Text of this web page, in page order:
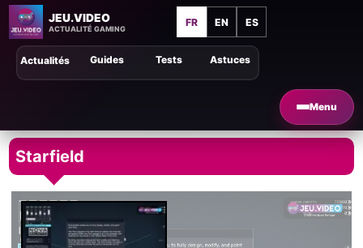
JEU.VIDEO
ACTUALITÉ GAMING
FR EN ES
Menu
Astuces
Guides Tests
Actualités
Starfield